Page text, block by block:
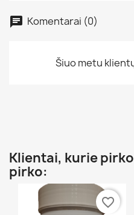
Komentarai (0)
Šiuo metu
Klientai, kurie
pirko:
favorite_border